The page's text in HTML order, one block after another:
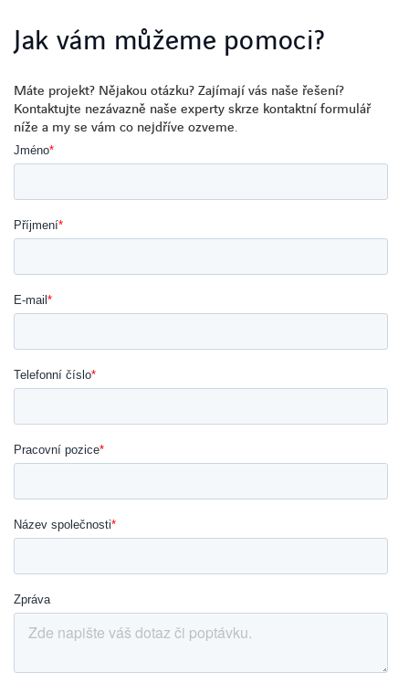
Jak vám můžeme pomoci?
Máte projekt? Nějakou otázku? Zajímají vás naše řešení?
Kontaktujte nezávazně naše experty skrze kontaktní formulář
níže a my se vám co nejdříve ozveme.